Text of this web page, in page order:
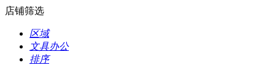
店铺筛选
区域
文具办公
排序